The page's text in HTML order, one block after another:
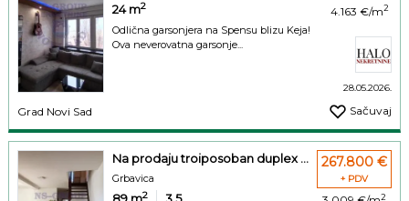
24m2
Odlična garsonjera na Spensu blizu Keja!
Ova neverovatna garsonje...
4.163 €/m2
28.05.2026.
Grad Novi Sad Sačuvaj
Na prodaju troiposoban duplex ...
Grbavica
2
267.800 €
+ PDV
2